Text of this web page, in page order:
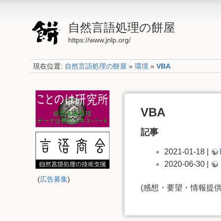
自然言語処理の餅屋
https://www.jnlp.org/
現在位置: 自然言語処理の餅屋 » 環境» VBA
(広告募集)
VBA
記事
2021-01-18 |
2020-06-30 |
(感想・要望・情報提